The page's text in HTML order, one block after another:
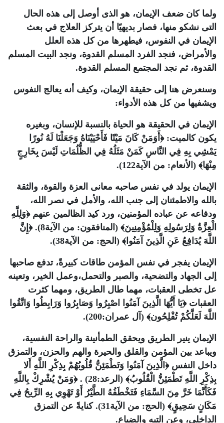
ولما كان ضعف الإيمان، هو الذى أوصل إلى هذه الحال
التى نشكو منها، فصار بديهيًا أن يتركز العلاج في بعث
الإيمان في النفوس، فيطهرها من كل هذه العلل
والأمراض، فنجد الفرد المسلم القدوة، ونجد البيت المسلم
القدوة، ثم نجد المجتمع المسلم القدوة.
وسنعرض هنا إلى حقيقة الإيمان، وكيف أنه يعالج النفوس
ويشفيها من كل هذه الأدواء:
الإيمان في الحقيقة هو الحياة بالنسبة للإنسان، وبغيره
يكون كالميت: ﴿أَوَمَنْ كَانَ مَيْتًا فَأَحْيَيْنَاهُ وَجَعَلْنَا لَهُ نُورًا
يَمْشِي بِهِ فِي النَّاسِ كَمَنْ مَثَلُهُ فِي الظُّلُمَاتِ لَيْسَ بِخَارِجٍ
مِنْهَا﴾ (الأنعام: من الآية122).
الإيمان يولد في نفس صاحبه معانى العزة والقوة، والثقة
بالله والاطمئنان إلى جنب الله، والأمل في نصر الله،
ودفاعه عن عباده المؤمنين، ورد كيد الظالمين عنهم ﴿وَلِلَّهِ
الْعِزَّةُ وَلِرَسُولِهِ وَلِلْمُؤْمِنِينَ﴾ (المنافقون: من الآية8). ﴿إِنَّ
اللَّهَ يُدَافِعُ عَنِ الَّذِينَ آمَنُوا﴾ (الحج: من الآية38).
الإيمان يفجر في نفس المؤمن طاقات كبيرةً، تدفع صاحبها
إلى الجهاد والتضحية، والصبر والتحمل،وعمل الخير، وتعينه
عل تخطى العقبات، مهما طال الطريق، ومهما كثرت
العقبات ﴿يَا أَيُّهَا الَّذِينَ آمَنُوا اصْبِرُوا وَصَابِرُوا وَرَابِطُوا وَاتَّقُوا
اللَّهَ لَعَلَّكُمْ تُفْلِحُون﴾ (آل عمران:200).
الإيمان ينير الطريق ويحقق الطمأنينة والراحة النفسية،
ويباعد بين المؤمن والقلق والحيرة والهم والحزن، والتمزق
داخل النفس ﴿الَّذِينَ آمَنُوا وَتَطْمَئِنُّ قُلُوبُهُمْ بِذِكْرِ اللَّهِ أَلا
بِذِكْرِ اللَّهِ تَطْمَئِنُّ الْقُلُوبُ﴾ (الرعد:28) . ﴿وَمَنْ يُشْرِكْ بِاللَّهِ
فَكَأَنَّمَا خَرَّ مِنَ السَّمَاءِ فَتَخْطَفُهُ الطَّيْرُ أَوْ تَهْوِي بِهِ الرِّيحُ فِي
مَكَانٍ سَحِيقٍ﴾ (الحج: من الآية31). كنايةً عن التمزق
الداخلي، وعن التيه والضياع.